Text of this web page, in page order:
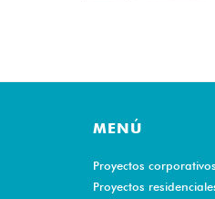
MENÚ
Proyectos corporativos
Proyectos